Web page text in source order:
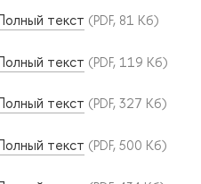
текст (PDF, 81 Кб)
текст (PDF, 119 Кб)
текст (PDF, 327 Кб)
текст (PDF, 500 Кб)